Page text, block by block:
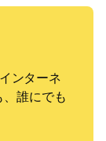
ンターネ
誰にでも